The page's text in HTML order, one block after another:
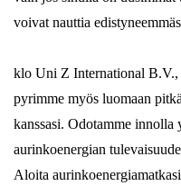
voivat nauttia
klo Uni Z International B.V.,
pyrimme myös luomaan
kanssasi. Odotamme innolla
aurinkoenergian
Aloita